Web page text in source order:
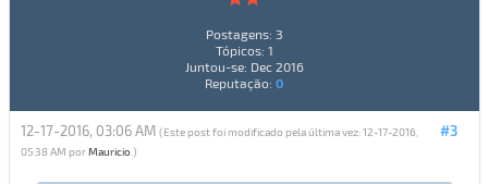
Postagens: 3
Tópicos: 1
Juntou-se: Dec 2016
Reputação: 0
#3
12-17-2016, 03:06 AM (Este post foi modificado pela última vez: 12-17-2016,
05:38 AM porMauricio .)